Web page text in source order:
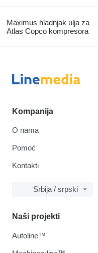
Maximus hladnjak ulja za
Atlas Copco kompresora
Kompanija
O nama
Pomoć
Kontakti
Srbija / srpski
Naši projekti
Autoline™